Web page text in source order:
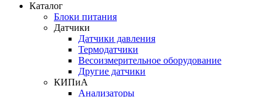
Каталог
Блоки питания
Датчики
Датчики давления
Термодатчики
Весоизмерительное оборудование
Другие датчики
КИПиА
Анализаторы